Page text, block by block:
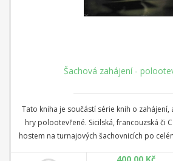
Šachová zahájení -
Tato kniha je součástí série knih o zahájení,
hry polootevřené. Sicilská, francouzská či
hostem na turnajových šachovnicích po